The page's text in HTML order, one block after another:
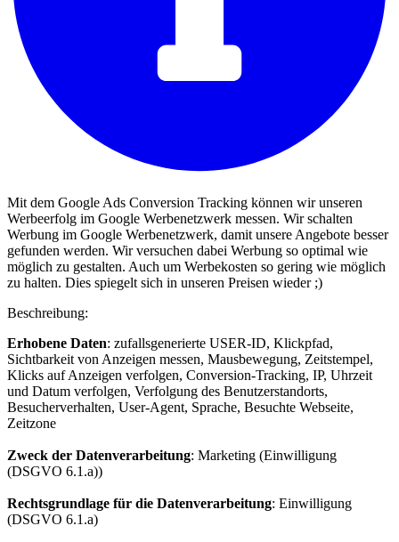
Mit dem Google Ads Conversion Tracking können wir unseren
Werbeerfolg im Google Werbenetzwerk messen. Wir schalten
Werbung im Google Werbenetzwerk, damit unsere Angebote besser
gefunden werden. Wir versuchen dabei Werbung so optimal wie
möglich zu gestalten. Auch um Werbekosten so gering wie möglich
zu halten. Dies spiegelt sich in unseren Preisen wieder ;)
Beschreibung:
Erhobene Daten: zufallsgenerierte USER-ID, Klickpfad,
Sichtbarkeit von Anzeigen messen, Mausbewegung, Zeitstempel,
Klicks auf Anzeigen verfolgen, Conversion-Tracking, IP, Uhrzeit
und Datum verfolgen, Verfolgung des Benutzerstandorts,
Besucherverhalten, User-Agent, Sprache, Besuchte Webseite,
Zeitzone
Zweck der Datenverarbeitung: Marketing (Einwilligung
(DSGVO 6.1.a))
Rechtsgrundlage für die Datenverarbeitung: Einwilligung
(DSGVO 6.1.a)